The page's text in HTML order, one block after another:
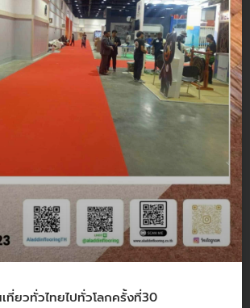
ที่ยวทั่วไทยไปทั่วโลกครั้งที่30